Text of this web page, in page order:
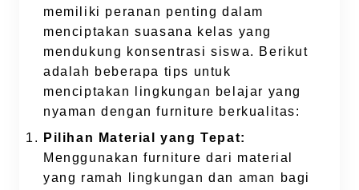
memiliki peranan penting dalam
menciptakan suasana kelas yang
mendukung konsentrasi siswa. Berikut
adalah beberapa tips untuk
menciptakan lingkungan belajar yang
nyaman dengan furniture berkualitas:
Pilihan Material yang Tepat:
Menggunakan furniture dari material
yang ramah lingkungan dan aman bagi